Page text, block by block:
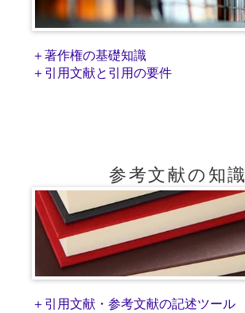
＋著作権の基礎知識
＋引用文献と引用の要件
参考文献の知識
＋引用文献・参考文献の記述ツール